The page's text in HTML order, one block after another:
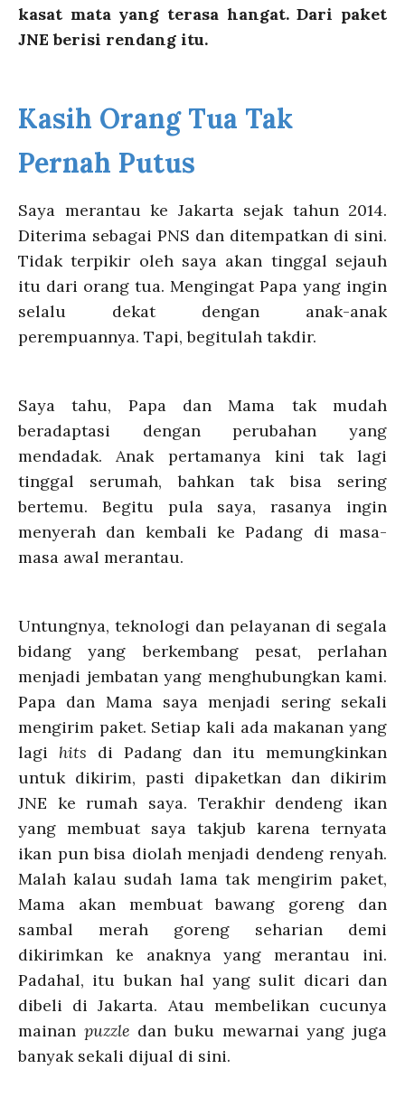
kasat mata yang terasa hangat. Dari paket
JNE berisi rendang itu.
Kasih Orang Tua Tak
Pernah Putus
Saya merantau ke Jakarta sejak tahun 2014.
Diterima sebagai PNS dan ditempatkan di sini.
Tidak terpikir oleh saya akan tinggal sejauh
itu dari orang tua. Mengingat Papa yang ingin
selalu dekat dengan anak-anak
perempuannya. Tapi, begitulah takdir.
Saya tahu, Papa dan Mama tak mudah
beradaptasi dengan perubahan yang
mendadak. Anak pertamanya kini tak lagi
tinggal serumah, bahkan tak bisa sering
bertemu. Begitu pula saya, rasanya ingin
menyerah dan kembali ke Padang di masa-
masa awal merantau.
Untungnya, teknologi dan pelayanan di segala
bidang yang berkembang pesat, perlahan
menjadi jembatan yang menghubungkan kami.
Papa dan Mama saya menjadi sering sekali
mengirim paket. Setiap kali ada makanan yang
lagi hits di Padang dan itu memungkinkan
untuk dikirim, pasti dipaketkan dan dikirim
JNE ke rumah saya. Terakhir dendeng ikan
yang membuat saya takjub karena ternyata
ikan pun bisa diolah menjadi dendeng renyah.
Malah kalau sudah lama tak mengirim paket,
Mama akan membuat bawang goreng dan
sambal merah goreng seharian demi
dikirimkan ke anaknya yang merantau ini.
Padahal, itu bukan hal yang sulit dicari dan
dibeli di Jakarta. Atau membelikan cucunya
mainan puzzle dan buku mewarnai yang juga
banyak sekali dijual di sini.